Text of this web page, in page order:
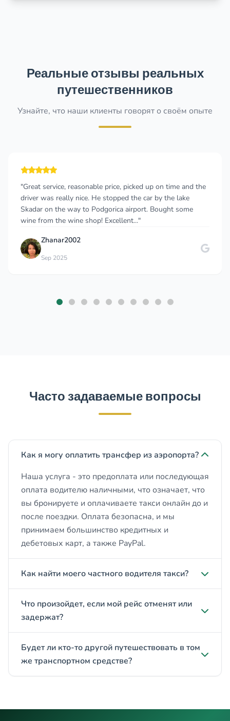
Реальные отзывы реальных
путешественников
Узнайте, что наши клиенты говорят о своём опыте
"Great service, reasonable price, picked up on time and the
driver was really nice. He stopped the car by the lake
Skadar on the way to Podgorica airport. Bought some
wine from the wine shop! Excellent..."
Zhanar2002
Sep 2025
Часто задаваемые вопросы
Как я могу оплатить трансфер из аэропорта?
Наша услуга - это предоплата или последующая
оплата водителю наличными, что означает, что
вы бронируете и оплачиваете такси онлайн до и
после поездки. Оплата безопасна, и мы
принимаем большинство кредитных и
дебетовых карт, а также PayPal.
Как найти моего частного водителя такси?
Что произойдет, если мой рейс отменят или
задержат?
Будет ли кто-то другой путешествовать в том
же транспортном средстве?